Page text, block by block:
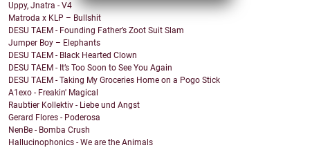
Uppy, Jnatra - V4
Matroda x KLP – Bullshit
DESU TAEM - Founding Father’s Zoot Suit Slam
Jumper Boy – Elephants
DESU TAEM - Black Hearted Clown
DESU TAEM - It’s Too Soon to See You Again
DESU TAEM - Taking My Groceries Home on a Pogo Stick
A1exo - Freakin' Magical
Raubtier Kollektiv - Liebe und Angst
Gerard Flores - Poderosa
NenBe - Bomba Crush
Hallucinophonics - We are the Animals